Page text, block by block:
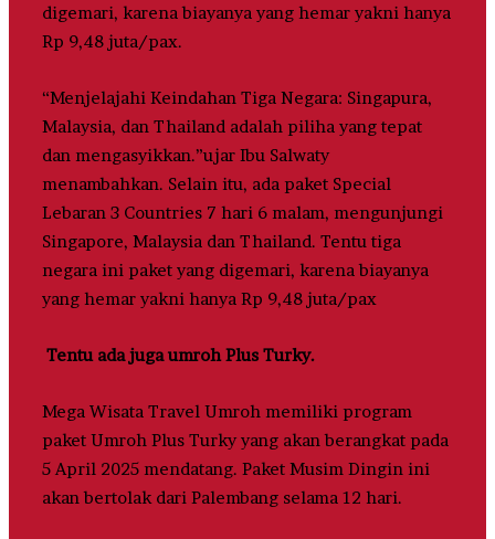
digemari, karena biayanya yang hemar yakni hanya
Rp 9,48 juta/pax.
“Menjelajahi Keindahan Tiga Negara: Singapura,
Malaysia, dan Thailand adalah piliha yang tepat
dan mengasyikkan.”ujar Ibu Salwaty
menambahkan. Selain itu, ada paket Special
Lebaran 3 Countries 7 hari 6 malam, mengunjungi
Singapore, Malaysia dan Thailand. Tentu tiga
negara ini paket yang digemari, karena biayanya
yang hemar yakni hanya Rp 9,48 juta/pax
Tentu ada juga umroh Plus Turky.
Mega Wisata Travel Umroh memiliki program
paket Umroh Plus Turky yang akan berangkat pada
5 April 2025 mendatang. Paket Musim Dingin ini
akan bertolak dari Palembang selama 12 hari.